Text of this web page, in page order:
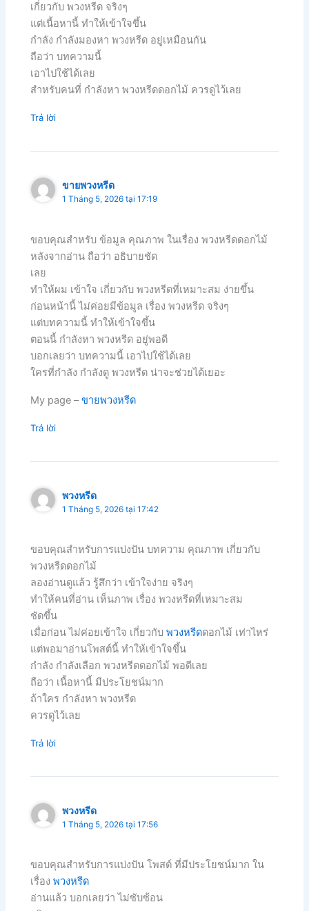
เกี่ยวกับ พวงหรีด จริงๆ
แต่เนื้อหานี้ ทำให้เข้าใจขึ้น
กำลัง กำลังมองหา พวงหรีด อยู่เหมือนกัน
ถือว่า บทความนี้
เอาไปใช้ได้เลย
สำหรับคนที่ กำลังหา พวงหรีดดอกไม้ ควรดูไว้เลย
Trả lời
ขายพวงหรีด
1 Tháng 5, 2026 tại 17:19
ขอบคุณสำหรับ ข้อมูล คุณภาพ ในเรื่อง พวงหรีดดอกไม้
หลังจากอ่าน ถือว่า อธิบายชัด
เลย
ทำให้ผม เข้าใจ เกี่ยวกับ พวงหรีดที่เหมาะสม ง่ายขึ้น
ก่อนหน้านี้ ไม่ค่อยมีข้อมูล เรื่อง พวงหรีด จริงๆ
แต่บทความนี้ ทำให้เข้าใจขึ้น
ตอนนี้ กำลังหา พวงหรีด อยู่พอดี
บอกเลยว่า บทความนี้ เอาไปใช้ได้เลย
ใครที่กำลัง กำลังดู พวงหรีด น่าจะช่วยได้เยอะ
My page –ขายพวงหรีด
Trả lời
พวงหรีด
1 Tháng 5, 2026 tại 17:42
ขอบคุณสำหรับการแบ่งปัน บทความ คุณภาพ เกี่ยวกับ
พวงหรีดดอกไม้
ลองอ่านดูแล้ว รู้สึกว่า เข้าใจง่าย จริงๆ
ทำให้คนที่อ่าน เห็นภาพ เรื่อง พวงหรีดที่เหมาะสม
ชัดขึ้น
เมื่อก่อน ไม่ค่อยเข้าใจ เกี่ยวกับพวงหรีดดอกไม้ เท่าไหร่
แต่พอมาอ่านโพสต์นี้ ทำให้เข้าใจขึ้น
กำลัง กำลังเลือก พวงหรีดดอกไม้ พอดีเลย
ถือว่า เนื้อหานี้ มีประโยชน์มาก
ถ้าใคร กำลังหา พวงหรีด
ควรดูไว้เลย
Trả lời
พวงหรีด
1 Tháng 5, 2026 tại 17:56
ขอบคุณสำหรับการแบ่งปัน โพสต์ ที่มีประโยชน์มาก ใน
เรื่องพวงหรีด
อ่านแล้ว บอกเลยว่า ไม่ซับซ้อน